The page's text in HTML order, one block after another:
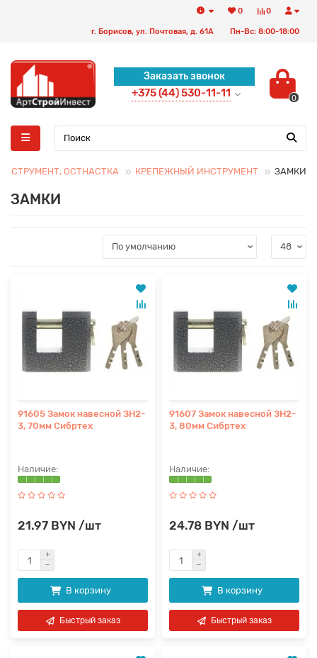
0
0
г. Борисов, ул. Почтовая, д. 61А Пн-Вс: 8:00-18:00
Заказать звонок
+375 (44) 530-11-11 0
ОСТНАСТКА КРЕПЕЖНЫЙ ИНСТРУМЕНТ ЗАМКИ
ЗАМКИ
91605 Замок навесной ЗН2-
3, 70мм Сибртех
21.97 BYN /шт
В корзину
Быстрый заказ
91607 Замок навесной ЗН2-
3, 80мм Сибртех
24.78 BYN /шт
В корзину
Быстрый заказ